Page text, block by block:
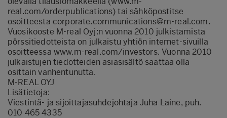
real.com/orderpublications) tai sähköpostitse
osoitteesta corporate.communications@m-real.com.
Vuosikooste M-real Oyj:n vuonna 2010 julkistamista
pörssitiedotteista on julkaistu yhtiön internet-sivuilla
osoitteessa www.m-real.com/investors. Vuonna 2010
julkaistujen tiedotteiden asiasisältö saattaa olla
osittain vanhentunutta.
M-REAL OYJ
Lisätietoja:
Viestintä- ja sijoittajasuhdejohtaja Juha Laine, puh.
010 465 4335